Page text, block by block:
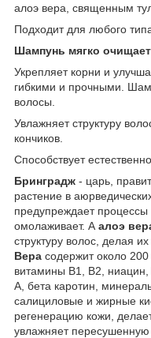
алоэ вера, священным
Подходит для любого
Шампунь мягко
Укрепляет корни и
гибкими и прочными.
волосы.
Увлажняет структуру
кончиков.
Способствует
Бринградж - царь,
растение в
предупреждает
омолаживает. А алоэ
структуру волос, делая
Вера содержит около
витамины В1, В2,
А, бета­ каротин,
салициловые и жирные
регенерацию кожи,
увлажняет пересушенную